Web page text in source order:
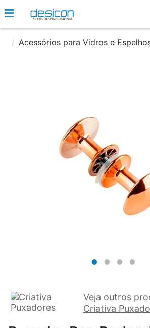
Acessórios para Vidros e
Veja outros
Criativa